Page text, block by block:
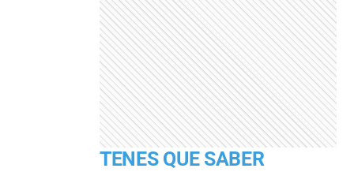
TENES QUE SABER